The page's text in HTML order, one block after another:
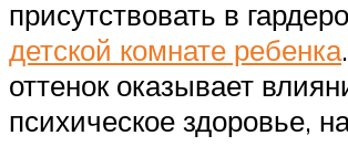
присутствовать в
детской комнате ребенка
оттенок оказывает
психическое здоровье,